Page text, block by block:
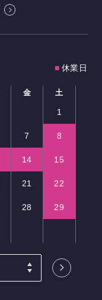
■ 休業日
金 土
1
7 8
14 15
21 22
28 29